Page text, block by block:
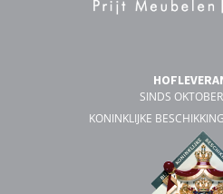
SINDS
KONINKLIJKE